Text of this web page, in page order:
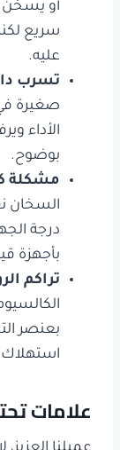
أو
سريع
عليه.
تسرب
صغيرة
الأداء
بوضوح.
مشكلة
السخان
درجة
بأجهزة
تراكم
بعنصر
استهلاك
علامات